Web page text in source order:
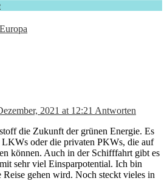
2021 at 12:21 Antworten
die Zukunft der grünen Energie. Es
oder die privaten PKWs, die auf
können. Auch in der Schifffahrt gibt es
sehr viel Einsparpotential. Ich bin
Reise gehen wird. Noch steckt vieles in